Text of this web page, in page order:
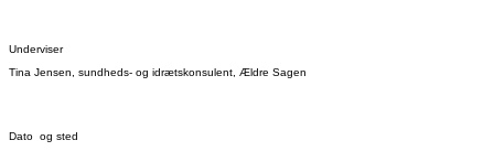
Underviser
Tina Jensen, sundheds- og idrætskonsulent, Ældre Sagen
Dato og sted